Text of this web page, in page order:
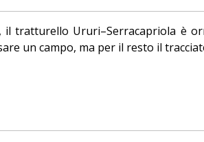
tratturello Ururi–Serracapriola è
un campo, ma per il resto il